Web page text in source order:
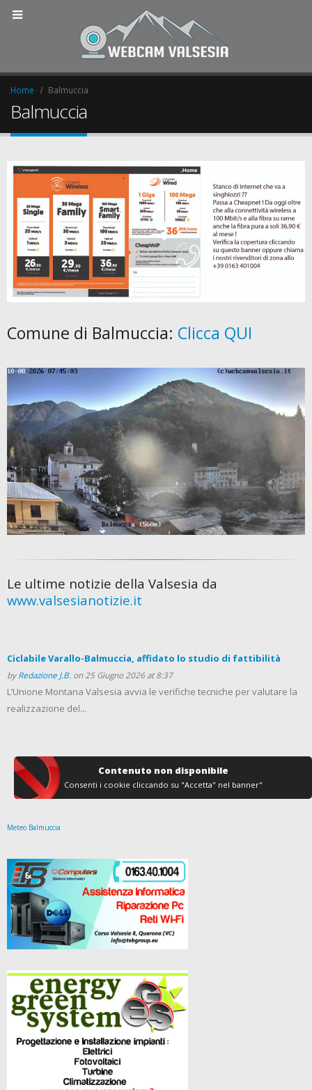
Home Balmuccia
Balmuccia
Comune di Balmuccia: Clicca QUI
Le ultime notizie della Valsesia da
www.valsesianotizie.it
Ciclabile Varallo-Balmuccia, affidato lo studio di fattibilità
byRedazione J.B. on 25 Giugno 2026 at 8:37
L’Unione Montana Valsesia avvia le verifiche tecniche per valutare la
realizzazione del...
Contenuto non disponibile
Consenti i cookie cliccando su "Accetta" nel banner"
Meteo Balmuccia